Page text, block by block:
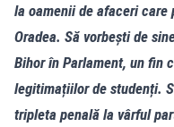
la oamenii de afaceri
Oradea. Să vorbești de
Bihor în Parlament, un fin
legitimațiilor de studenți.
tripleta penală la vârful